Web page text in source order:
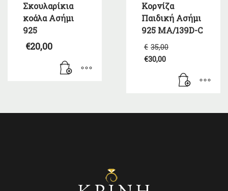
Σκουλαρίκια
κοάλα Ασήμι
925
€20,00
Κορνίζα
Παιδική Ασήμι
925 MA/139D-C
€ 35,00
€35,00.
€30,00
τρέχουσα